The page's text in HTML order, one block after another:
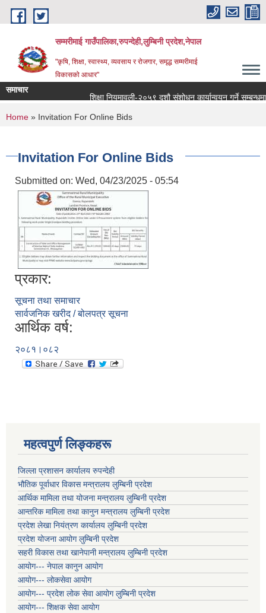
Skip to main content
सम्मरीमाई गाउँपालिका,रुपन्देही,लुम्बिनी प्रदेश,नेपाल
"कृषि, शिक्षा, स्वास्थ्य, व्यवसाय र रोजगार, समृद्ध सम्मरीमाई
विकासको आधार"
समाचार
शिक्षा नियमावली-२०५९ दशौ संशोधन कार्यान्वयन गर्ने सम्बन्धमा
You are here
Home » Invitation For Online Bids
Invitation For Online Bids
Submitted on: Wed, 04/23/2025 - 05:54
प्रकार:
सूचना तथा समाचार
सार्वजनिक खरीद / बोलपत्र सूचना
आर्थिक वर्ष:
२०८१।०८२
महत्वपुर्ण लिङ्कहरू
जिल्ला प्रशासन कार्यालय रुपन्देही
भौतिक पूर्वाधार विकास मन्त्रालय लुम्बिनी प्रदेश
आर्थिक मामिला तथा योजना मन्त्रालय लुम्बिनी प्रदेश
आन्तरिक मामिला तथा कानुन मन्त्रालय लुम्बिनी प्रदेश
प्रदेश लेखा नियंत्रण कार्यालय लुम्बिनी प्रदेश
प्रदेश योजना आयोग लुम्बिनी प्रदेश
सहरी विकास तथा खानेपानी मन्त्रालय लुम्बिनी प्रदेश
आयोग--- नेपाल कानुन आयोग
आयोग--- लोकसेवा आयोग
आयोग--- प्रदेश लोक सेवा आयोग लुम्बिनी प्रदेश
आयोग--- शिक्षक सेवा आयोग